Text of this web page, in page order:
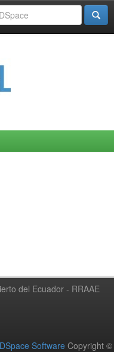
del Ecuador - RRAAE
DSpace Software Copyright